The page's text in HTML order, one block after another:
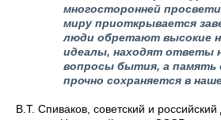
многосторонней
миру приоткрывается
люди обретают высокие
идеалы, находят ответы
вопросы бытия, а память
прочно сохраняется в
В.Т. Спиваков, советский и